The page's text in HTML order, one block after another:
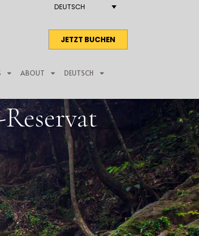
DEUTSCH
JETZT BUCHEN
ABOUT DEUTSCH